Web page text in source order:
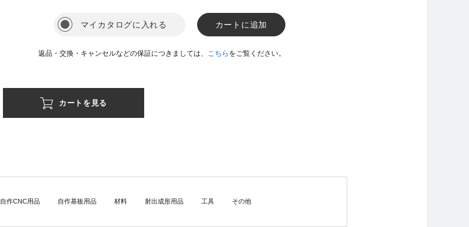
マイカタログに入れる カートに追加
返品・交換・キャンセルなどの保証につきましては、 こちら をご覧ください。
カートを見る
自作CNC用品 自作基板用品 材料 射出成形用品 工具 その他